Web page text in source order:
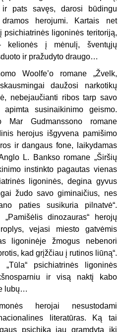
ir pats savęs, darosi būdingu
herojumi. Kartais net
psichiatrinės ligoninės teritoriją,
kelionės į mėnulį, šventųjų
ir pražudyto draugo…
Woolfe’o romane „Žvelk,
daužosi narkotikų
nebejaučianti ribos tarp savo
susinaikinimo geismo.
Mar Gudmanssono romane
herojus išgyvena pamišimo
ir dangaus fone, laikydamas
L. Bankso romane „Širšių
instinkto pagautas vienas
ligoninės, degina gyvus
žudo savo giminaičius, nes
paties susikuria pilnatvė“.
dinozauras“ herojų
vejasi miesto gatvėmis
ligoninėje žmogus nebenori
kad grįžčiau į rutinos liūną“.
psichiatrinės ligoninės
ir visą naktį kabo
lubų…
herojai nesustodami
literatūras. Ką tai
psichika jau gramdyta iki